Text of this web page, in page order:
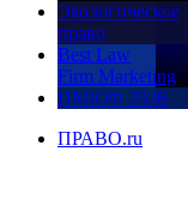
Экологическое
право
Best Law
Firm Marketing
ПМЮФ 2026
ПРАВО.ru